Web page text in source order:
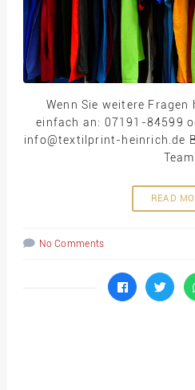
Wenn Sie weitere Fragen
einfach an: 07191-84599
info@textilprint-heinrich.de
Team
READ
No Comments